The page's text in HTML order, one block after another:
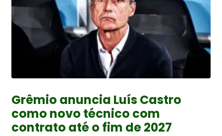
Grêmio anuncia Luís Castro
como novo técnico com
contrato até o fim de 2027